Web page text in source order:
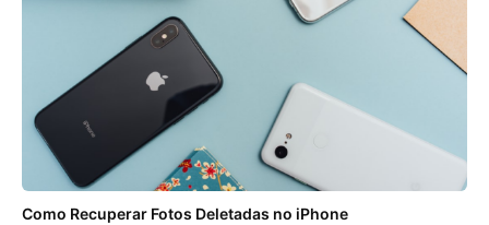
Como Recuperar Fotos Deletadas no iPhone